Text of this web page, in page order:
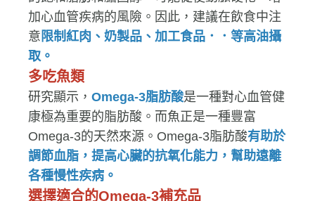
的飽和脂肪和膽固醇，可能促使動脈硬化，增
加心血管疾病的風險。因此，建議在飲食中注
意 限制紅肉、奶製品、加工食品．．等高油攝
取。
多吃魚類
研究顯示，Omega-3脂肪酸是一種對心血管健
康極為重要的脂肪酸。而魚正是一種豐富
Omega-3的天然來源。Omega-3脂肪酸有助於
調節血脂，提高心臟的抗氧化能力，幫助遠離
各種慢性疾病。